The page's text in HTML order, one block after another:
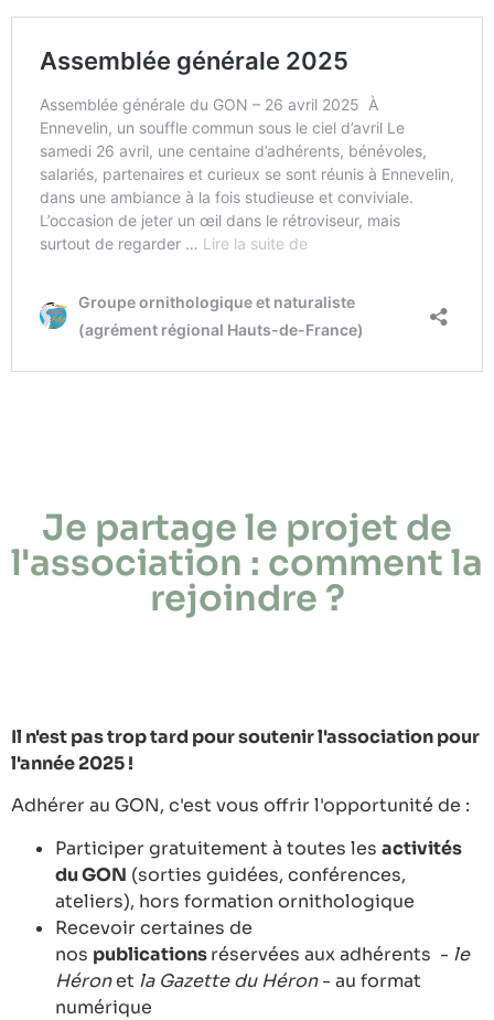
Je partage le projet de
l'association : comment la
rejoindre ?
Il n'est pas trop tard pour soutenir l'association pour
l'année 2025 !
Adhérer au GON, c'est vous offrir l'opportunité de :
Participer gratuitement à toutes les activités
du GON (sorties guidées, conférences,
ateliers), hors formation ornithologique
Recevoir certaines de
nos publicationsréservées aux adhérents - le
Héronet la Gazette du Héron- au format
numérique